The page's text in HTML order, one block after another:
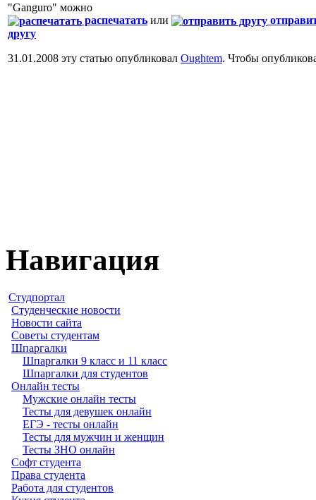
"Ganguro" можно
распечатать или
другу
31.01.2008 эту статью опубликовал Oughtem. Чтобы
Навигация
Студпортал
Студенческие новости
Новости сайта
Советы студентам
Шпаргалки
Шпаргалки 9 класс и 11 класс
Шпаргалки для студентов
Онлайн тесты
Мужские онлайн тесты
Тесты для девушек онлайн
ЕГЭ - тесты онлайн
Тесты для мужчин и женщин
Тесты ЗНО онлайн
Софт студента
Права студента
Работа для студентов